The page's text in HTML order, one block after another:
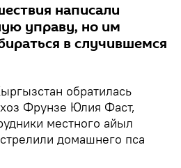
написали
управу, но им
в случившемся
обратилась
Фрунзе Юлия Фаст,
местного айыл
домашнего пса